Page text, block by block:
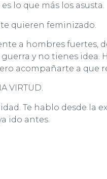
lo que más los asusta.
quieren feminizado.
a hombres fuertes,
y no tienes idea.
acompañarte a que
VIRTUD.
Te hablo desde la
ido antes.